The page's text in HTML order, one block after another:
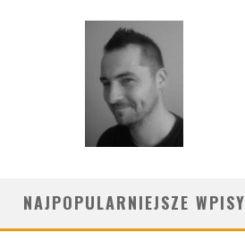
NAJPOPULARNIEJSZE WPISY